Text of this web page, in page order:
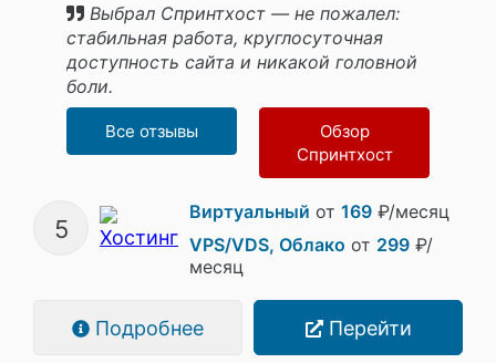
Выбрал Спринтхост — не пожалел:
стабильная работа, круглосуточная
доступность сайта и никакой головной
боли.
Все отзывы
Обзор
Спринтхост
5
Виртуальный от 169 ₽/месяц
VPS/VDS, Облако от 299 ₽/
месяц
Подробнее Перейти